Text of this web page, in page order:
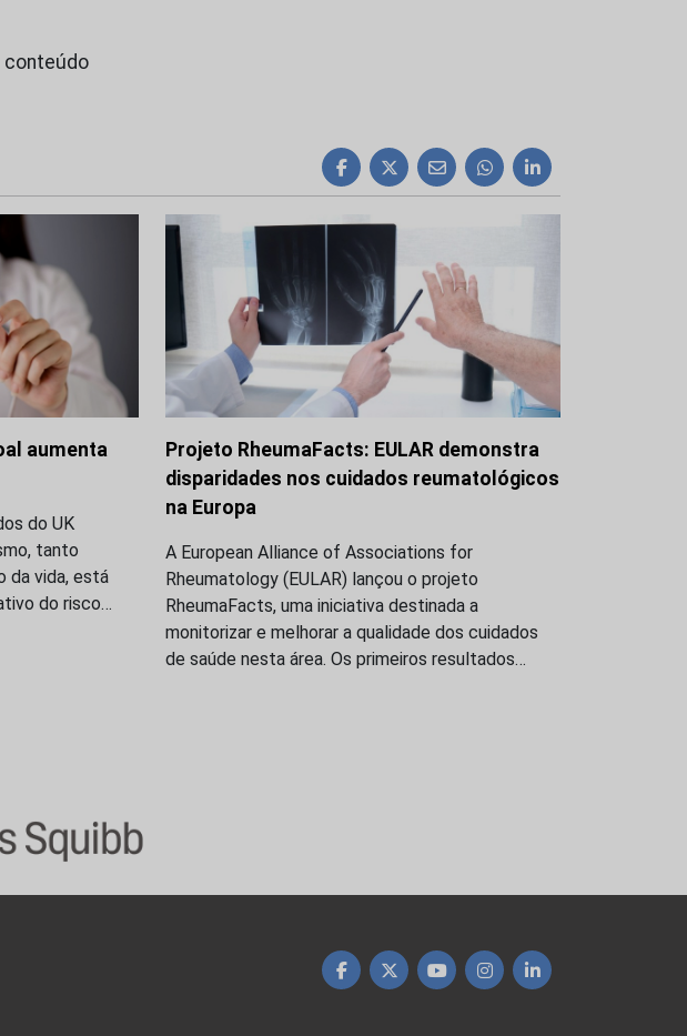
conteúdo
aumenta
do UK
tanto
da vida, está
do risco…
Projeto RheumaFacts: EULAR demonstra
disparidades nos cuidados reumatológicos
na Europa
A European Alliance of Associations for
Rheumatology (EULAR) lançou o projeto
RheumaFacts, uma iniciativa destinada a
monitorizar e melhorar a qualidade dos cuidados
de saúde nesta área. Os primeiros resultados…